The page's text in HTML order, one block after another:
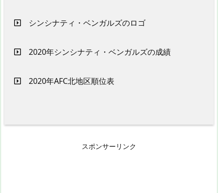
シンシナティ・ベンガルズのロゴ
2020年シンシナティ・ベンガルズの成績
2020年AFC北地区順位表
スポンサーリンク